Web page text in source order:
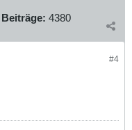
Beiträge: 4380
#4